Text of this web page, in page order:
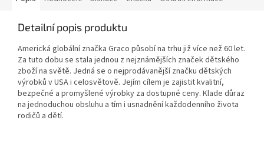
Detailní popis produktu
Americká globální značka Graco působí na trhu již více než 60 let.
Za tuto dobu se stala jednou z nejznámějších značek dětského
zboží na světě. Jedná se o nejprodávanější značku dětských
výrobků v USA i celosvětově. Jejím cílem je zajistit kvalitní,
bezpečné a promyšlené výrobky za dostupné ceny. Klade důraz
na jednoduchou obsluhu a tím i usnadnění každodenního života
rodičů a dětí.